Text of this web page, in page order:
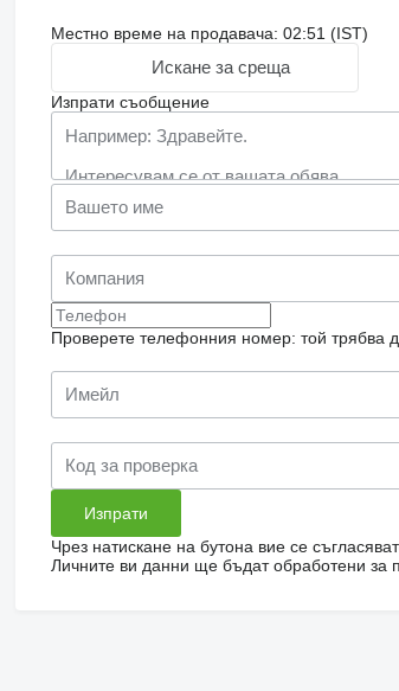
Местно време на продавача: 02:51 (IST)
Искане за среща
Изпрати съобщение
Проверете телефонния номер: той трябва
Чрез натискане на бутона вие се
Личните ви данни ще бъдат обработени за